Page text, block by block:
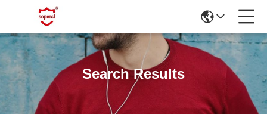
Search Results